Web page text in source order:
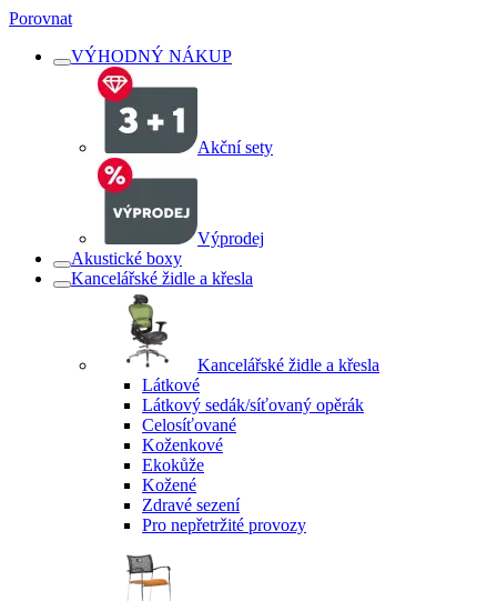
Porovnat
VÝHODNÝ NÁKUP
Akční sety
Výprodej
Akustické boxy
Kancelářské židle a křesla
Kancelářské židle a křesla
Látkové
Látkový sedák/síťovaný opěrák
Celosíťované
Koženkové
Ekokůže
Kožené
Zdravé sezení
Pro nepřetržité provozy